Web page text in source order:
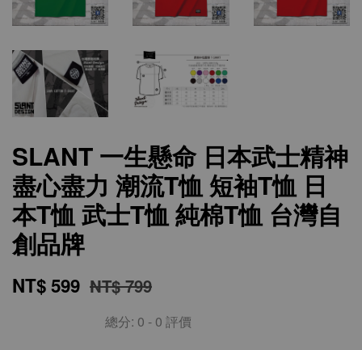
SLANT 一生懸命 日本武士精神
盡心盡力 潮流T恤 短袖T恤 日
本T恤 武士T恤 純棉T恤 台灣自
創品牌
NT$ 599 NT$ 799
總分: 0 - 0 評價